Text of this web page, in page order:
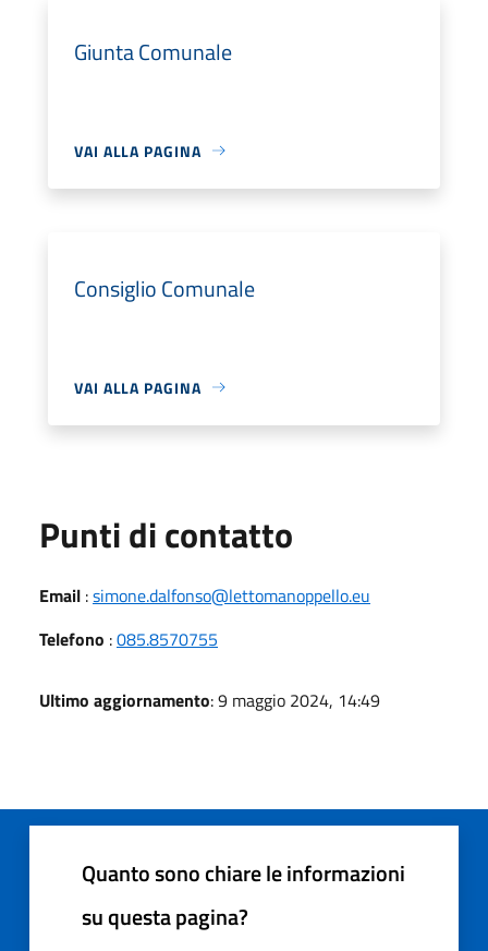
Giunta Comunale
VAI ALLA PAGINA
Consiglio Comunale
VAI ALLA PAGINA
Punti di contatto
Email :simone.dalfonso@lettomanoppello.eu
Telefono :085.8570755
Ultimo aggiornamento: 9 maggio 2024, 14:49
Quanto sono chiare le informazioni
su questa pagina?